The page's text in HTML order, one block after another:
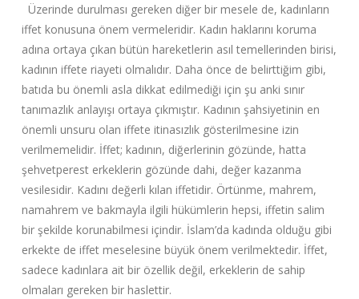
Üzerinde durulması gereken diğer bir mesele de, kadınların
iffet konusuna önem vermeleridir. Kadın haklarını koruma
adına ortaya çıkan bütün hareketlerin asıl temellerinden birisi,
kadının iffete riayeti olmalıdır. Daha önce de belirttiğim gibi,
batıda bu önemli asla dikkat edilmediği için şu anki sınır
tanımazlık anlayışı ortaya çıkmıştır. Kadının şahsiyetinin en
önemli unsuru olan iffete itinasızlık gösterilmesine izin
verilmemelidir. İffet; kadının, diğerlerinin gözünde, hatta
şehvetperest erkeklerin gözünde dahi, değer kazanma
vesilesidir. Kadını değerli kılan iffetidir. Örtünme, mahrem,
namahrem ve bakmayla ilgili hükümlerin hepsi, iffetin salim
bir şekilde korunabilmesi içindir. İslam’da kadında olduğu gibi
erkekte de iffet meselesine büyük önem verilmektedir. İffet,
sadece kadınlara ait bir özellik değil, erkeklerin de sahip
olmaları gereken bir haslettir.